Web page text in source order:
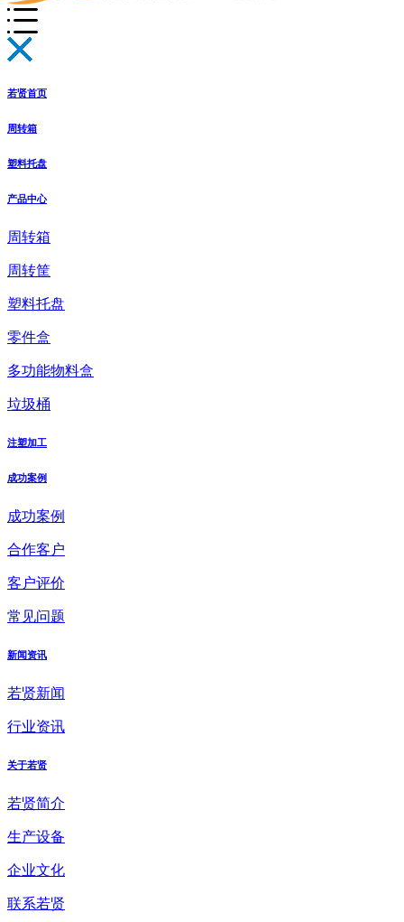
若贤首页
周转箱
塑料托盘
产品中心
周转箱
周转筐
塑料托盘
零件盒
多功能物料盒
垃圾桶
注塑加工
成功案例
成功案例
合作客户
客户评价
常见问题
新闻资讯
若贤新闻
行业资讯
关于若贤
若贤简介
生产设备
企业文化
联系若贤